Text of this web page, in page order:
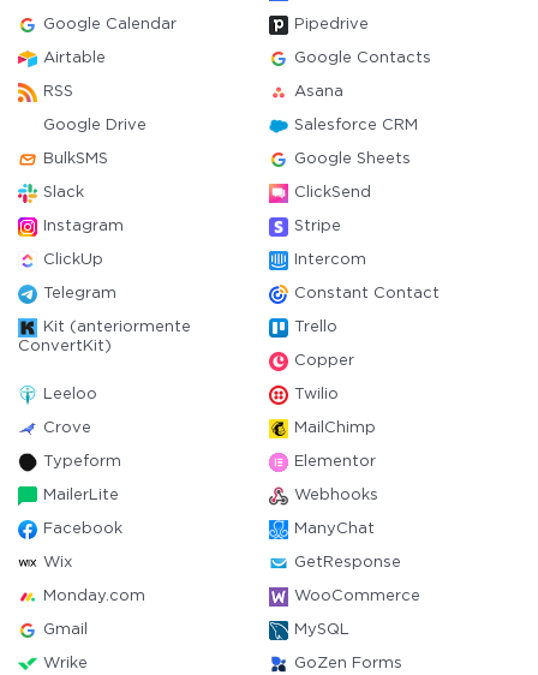
Google Calendar Pipedrive
Airtable Google Contacts
RSS Asana
Google Drive Salesforce CRM
BulkSMS Google Sheets
Slack ClickSend
Instagram Stripe
ClickUp Intercom
Telegram Constant Contact
Kit (anteriormente
ConvertKit)
Trello
Copper
Leeloo Twilio
Crove MailChimp
Typeform Elementor
MailerLite Webhooks
Facebook ManyChat
Wix GetResponse
Monday.com WooCommerce
Gmail MySQL
Wrike GoZen Forms